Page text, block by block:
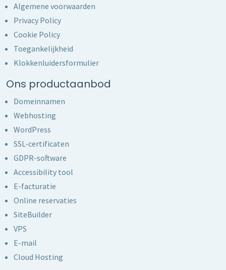
Algemene voorwaarden
Privacy Policy
Cookie Policy
Toegankelijkheid
Klokkenluidersformulier
Ons productaanbod
Domeinnamen
Webhosting
WordPress
SSL-certificaten
GDPR-software
Accessibility tool
E-facturatie
Online reservaties
SiteBuilder
VPS
E-mail
Cloud Hosting